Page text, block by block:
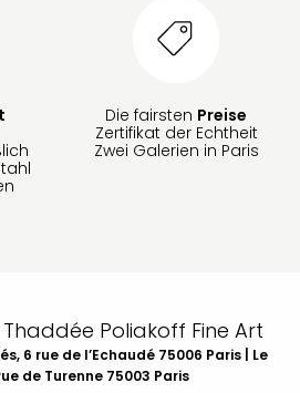
Die fairsten Preise
Zertifikat der Echtheit
Zwei Galerien in Paris
Poliakoff Fine Art
6 rue de l’Echaudé 75006 Paris | Le
de Turenne 75003 Paris